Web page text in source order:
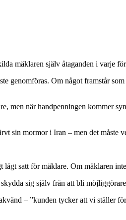
mäklaren själv åtaganden i varje
genomföras. Om något framstår
men när handpenningen kommer
sin mormor i Iran – men det måste
satt för mäklare. Om mäklaren
sig själv från att bli
– ”kunden tycker att vi ställer